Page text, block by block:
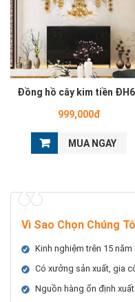
Đồng hồ cây kim tiền
999,000đ
MUA NGAY
Vì Sao Chọn Chúng
Kinh nghiệm trên 15
Có xưởng sản xuất, gia
Nguồn hàng ổn định